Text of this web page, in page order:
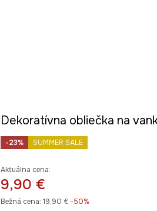
Dekoratívna obliečka na
-23% SUMMER SALE
Aktuálna cena:
9,90 €
Bežná cena: 19,90 €-50%